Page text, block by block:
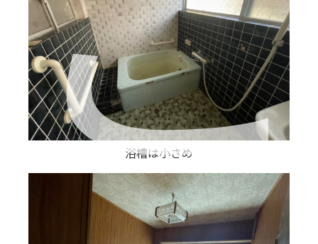
浴槽は小さめ